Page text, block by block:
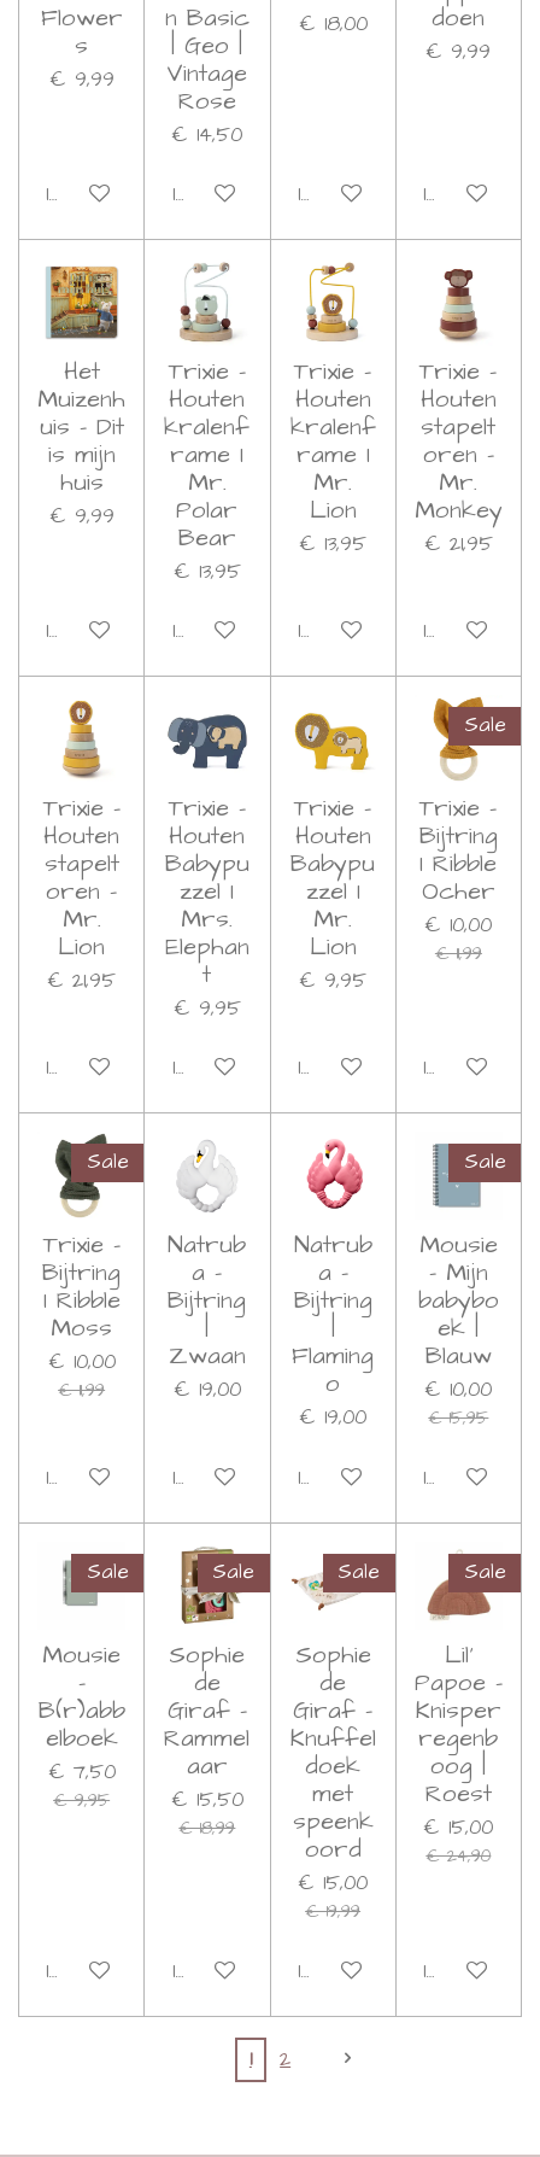
Flower
s
€ 9,99
In winkelwagen
n Basic
| Geo |
Vintage
Rose
€ 14,50
In winkelwagen
€ 18,00
In winkelwagen
doen
€ 9,99
In
Het
Muizenh
uis - Dit
is mijn
huis
€ 9,99
In winkelwagen
Trixie -
Houten
kralenf
rame I
Mr.
Polar
Bear
€ 13,95
In winkelwagen
Trixie -
Houten
kralenf
rame I
Mr.
Lion
€ 13,95
In winkelwagen
Trixie -
Houten
stapelt
oren -
Mr.
Monkey
€ 21,95
In
Trixie -
Houten
stapelt
oren -
Mr.
Lion
€ 21,95
In winkelwagen
Trixie -
Houten
Babypu
zzel I
Mrs.
Elephan
t
€ 9,95
In winkelwagen
Trixie -
Houten
Babypu
zzel I
Mr.
Lion
€ 9,95
In winkelwagen
Sale
Trixie -
Bijtring
I Ribble
Ocher
€ 10,00
€ 11,99
In
Sale
Trixie -
Bijtring
I Ribble
Moss
€ 10,00
€ 11,99
In winkelwagen
Natrub
a -
Bijtring
|
Zwaan
€ 19,00
In winkelwagen
Natrub
a -
Bijtring
|
Flaming
o
€ 19,00
In winkelwagen
Sale
Mousie
- Mijn
babybo
ek |
Blauw
€ 10,00
€ 15,95
In
Sale
Mousie
-
B(r)abb
elboek
€ 7,50
€ 9,95
In winkelwagen
Sale
Sophie
de
Giraf -
Rammel
aar
€ 15,50
€ 18,99
In winkelwagen
Sale
Sophie
de
Giraf -
Knuffel
doek
met
speenk
oord
€ 15,00
€ 19,99
In winkelwagen
Sale
Lil'
Papoe -
Knisper
regenb
oog |
Roest
€ 15,00
€ 24,90
In
1 2